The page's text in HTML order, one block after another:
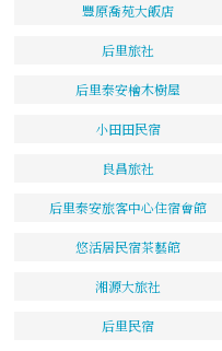
豐原喬苑大飯店
后里旅社
后里泰安檜木樹屋
小田田民宿
良昌旅社
后里泰安旅客中心住宿會館
悠活居民宿茶藝館
湘源大旅社
后里民宿